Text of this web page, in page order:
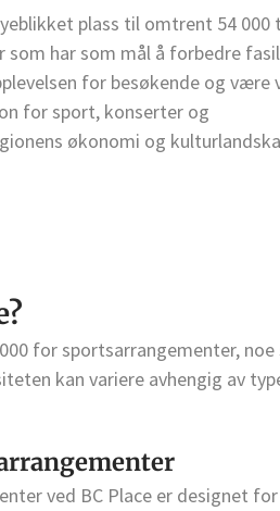
plass til omtrent 54 000
som har som mål å forbedre
for besøkende og være
for sport, konserter og
økonomi og
for sportsarrangementer,
kan variere avhengig av
ved BC Place er designet